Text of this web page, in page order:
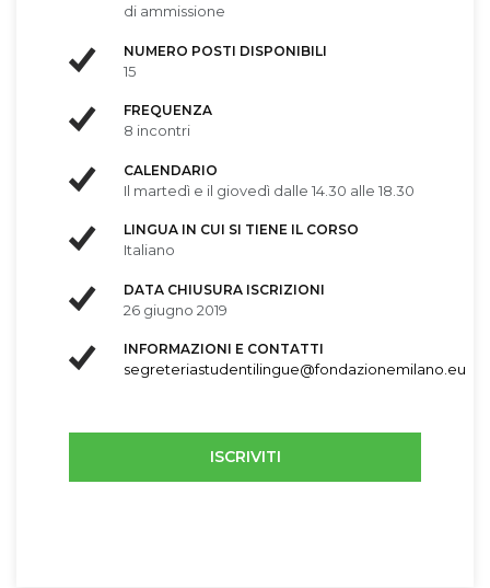
di ammissione
NUMERO POSTI DISPONIBILI
15
FREQUENZA
8 incontri
CALENDARIO
Il martedì e il giovedì dalle 14.30 alle 18.30
LINGUA IN CUI SI TIENE IL CORSO
Italiano
DATA CHIUSURA ISCRIZIONI
26 giugno 2019
INFORMAZIONI E CONTATTI
segreteriastudentilingue@fondazionemilano.eu
ISCRIVITI